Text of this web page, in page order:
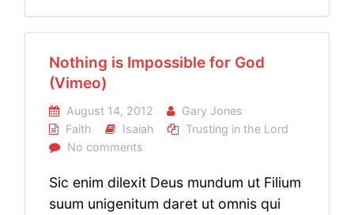
Nothing is Impossible for God
(Vimeo)
August 14, 2012
Gary Jones
Faith
Isaiah
Trusting in the Lord
No comments
Sic enim dilexit Deus mundum ut Filium
suum unigenitum daret ut omnis qui